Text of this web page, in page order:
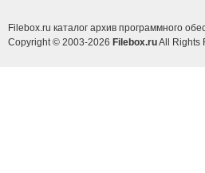
Filebox.ru каталог архив программного
Copyright © 2003-2026 Filebox.ruAll Rights